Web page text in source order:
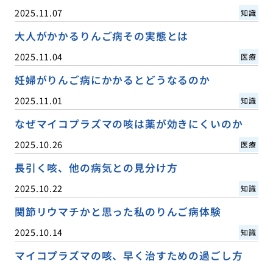
2025.11.07 知識
大人がかかるりんご病その実態とは
2025.11.04 医療
妊婦がりんご病にかかるとどうなるのか
2025.11.01 知識
なぜマイコプラズマの咳は薬が効きにくいのか
2025.10.26 医療
長引く咳、他の病気との見分け方
2025.10.22 知識
関節リウマチかと思った私のりんご病体験
2025.10.14 知識
マイコプラズマの咳、早く治すための過ごし方